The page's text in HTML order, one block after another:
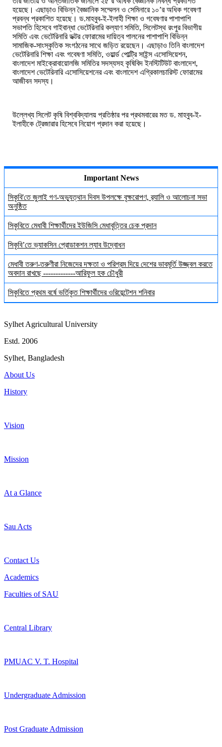
হয়েছে। এছাড়াও বিভিন্ন বৈজ্ঞানিক সম্মেলন ও সেমিনারে ১০’র অধিক গবেষণা
প্রবন্ধ প্রকাশিত হয়েছে। ড.মাহবুব-ই-ইলাহী শিক্ষা ও গবেষণার পাশাপাশি
সভাপতি হিসেবে গাইবান্ধা ভেটেরিনারি কল্যাণ সমিতি, সিলেটস্থ রংপুর বিভাগীয়
সমিতি এবং ভেটেরিনারি ডক্টর ফোরামের দায়িত্ব পালনের পাশাপাশি বিভিন্ন
সামাজিক-সাংস্কৃতিক সংগঠনের সাথে জড়িত রয়েছেন। এছাড়াও তিনি বাংলাদেশ
ভেটেরিনারি শিক্ষা এবং গবেষণা সমিতি, ওয়ার্ল্ড পোল্ট্রি সাইন্স এসোসিয়েশন,
বাংলাদেশ মাইক্রোবায়োলজি সমিতির সদস্যসহ কৃষিবিদ ইনস্টিটিউট বাংলাদেশ,
বাংলাদেশ ভেটেরিনারি এসোসিয়েশনের এবং বাংলাদেশ এগ্রিকালচারিস্ট ফোরামের
আজীবন সদস্য।
উল্লেখ্য সিলেট কৃষি বিশ্ববিদ্যালয় প্রতিষ্ঠার পর প্রথমবারের মত ড. মাহবুব-ই-
ইলাহীকে ট্রেজারার হিসেবে নিয়োগ প্রদান করা হয়েছে।
Important News
সিকৃবি'তে জুলাই গণ-অভ্যুত্থান দিবস উপলক্ষে বৃক্ষরোপণ, র‍্যালি ও আলোচনা সভা
অনুষ্ঠিত
সিকৃবিতে মেধাবী শিক্ষার্থীদের ইউজিসি মেধাবৃত্তির চেক প্রদান
সিকৃবি’তে ভ্যাকসিন প্রোডাকশন ল্যাব উদ্বোধন
মেধাবী তরুণ-তরুণীরা নিজেদের দক্ষতা ও পরিশ্রম দিয়ে দেশের ভাবমূর্তি উজ্জ্বল করতে
অবদান রাখছে -------------আরিফুল হক চৌধুরী
সিকৃবিতে প্রথম বর্ষে ভর্তিকৃত শিক্ষার্থীদের ওরিয়েন্টেশন শনিবার
Sylhet Agricultural University
Estd. 2006
Sylhet, Bangladesh
About Us
History
Vision
Mission
At a Glance
Sau Acts
Contact Us
Academics
Faculties of SAU
Central Library
PMUAC V. T. Hospital
Undergraduate Admission
Post Graduate Admission